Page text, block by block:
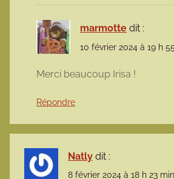
marmotte dit :
10 février 2024 à 19 h
Merci beaucoup Irisa !
Répondre
Natly dit :
8 février 2024 à 18 h 23 min